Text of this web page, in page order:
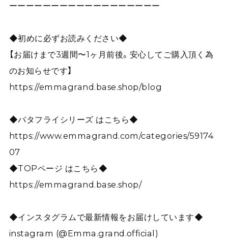
ーーーーーーーーーーーーーーーーーー
◆初めに必ずお読みください◆
【お届けまで3週間〜1ヶ月前後。安心してご購入頂く為
のお知らせです】
https://emmagrand.base.shop/blog
◆バタフライシリーズ はこちら◆
https://www.emmagrand.com/categories/59174
07
◆TOPページ はこちら◆
https://emmagrand.base.shop/
◆インスタグラムで最新情報をお届けしています◆
instagram (@Emma.grand.official)